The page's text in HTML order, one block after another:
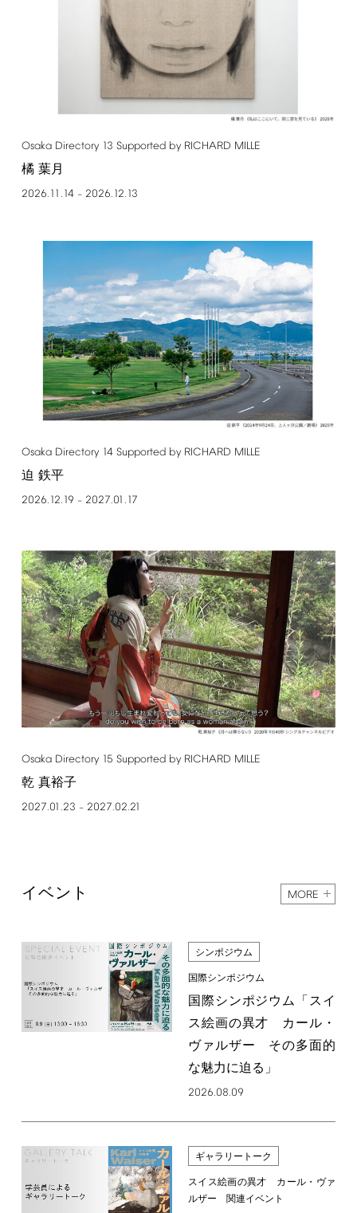
Osaka Directory 13 Supported by RICHARD MILLE
橘 葉月
2026.11.14– 2026.12.13
Osaka Directory 14 Supported by RICHARD MILLE
迫 鉄平
2026.12.19 – 2027.01.17
Osaka Directory 15 Supported by RICHARD MILLE
乾 真裕子
2027.01.23 – 2027.02.21
イベント MORE
シンポジウム
国際シンポジウム
国際シンポジウム「スイ
ス絵画の異才 カール・
ヴァルザー その多面的
な魅力に迫る」
2026.08.09
ギャラリートーク
スイス絵画の異才 カール・ヴァ
ルザー 関連イベント